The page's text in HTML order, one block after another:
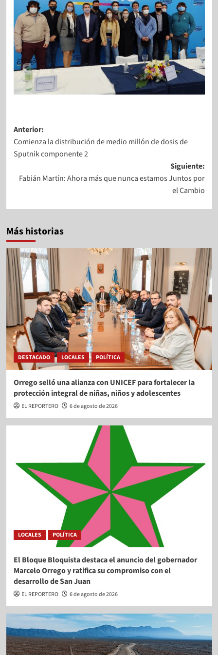
Anterior:
Comienza la distribución de medio millón de dosis de
Sputnik componente 2
Siguiente:
Fabián Martín: Ahora más que nunca estamos Juntos por
el Cambio
Más historias
DESTACADO LOCALES POLÍTICA
Orrego selló una alianza con UNICEF para fortalecer la
protección integral de niñas, niños y adolescentes
EL REPORTERO 6 de agosto de 2026
LOCALES POLÍTICA
El Bloque Bloquista destaca el anuncio del gobernador
Marcelo Orrego y ratifica su compromiso con el
desarrollo de San Juan
EL REPORTERO 6 de agosto de 2026